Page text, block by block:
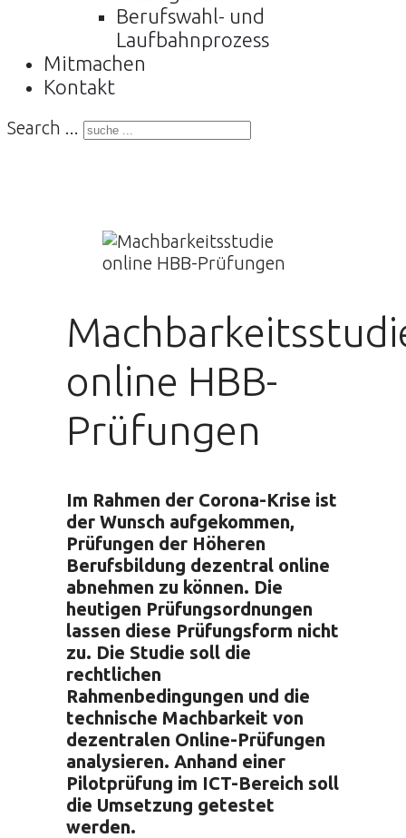
Berufswahl- und
Laufbahnprozess
Mitmachen
Kontakt
Search ...
online HBB-
Prüfungen
Im Rahmen der Corona-Krise ist
der Wunsch aufgekommen,
Prüfungen der Höheren
Berufsbildung dezentral online
abnehmen zu können. Die
heutigen Prüfungsordnungen
lassen diese Prüfungsform nicht
zu. Die Studie soll die
rechtlichen
Rahmenbedingungen und die
technische Machbarkeit von
dezentralen Online-Prüfungen
analysieren. Anhand einer
Pilotprüfung im ICT-Bereich soll
die Umsetzung getestet
werden.